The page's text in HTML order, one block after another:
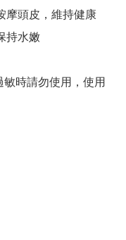
摩頭皮，維持健康
持水嫩
時請勿使用，使用